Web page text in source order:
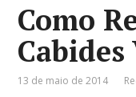
Como
Cabides
13 de maio de 2014